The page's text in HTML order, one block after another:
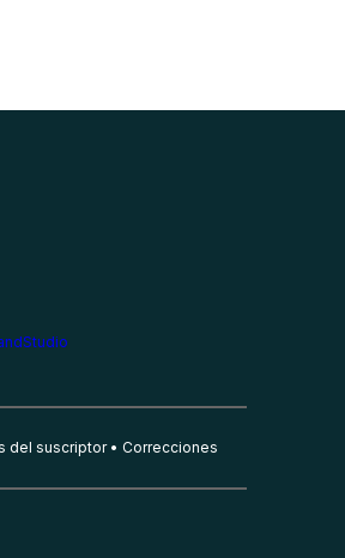
del suscriptor Correcciones